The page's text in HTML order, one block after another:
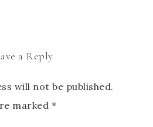
a Reply
will not be published.
marked *